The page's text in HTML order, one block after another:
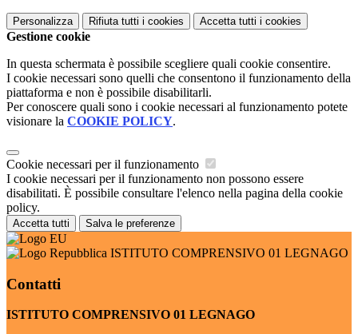
Personalizza Rifiuta tutti i cookies Accetta tutti i cookies
Gestione cookie
In questa schermata è possibile scegliere quali cookie consentire.
I cookie necessari sono quelli che consentono il funzionamento della
piattaforma e non è possibile disabilitarli.
Per conoscere quali sono i cookie necessari al funzionamento potete
visionare la COOKIE POLICY.
Cookie necessari per il funzionamento
I cookie necessari per il funzionamento non possono essere
disabilitati. È possibile consultare l'elenco nella pagina della cookie
policy.
Accetta tutti Salva le preferenze
ISTITUTO COMPRENSIVO 01 LEGNAGO
Contatti
ISTITUTO COMPRENSIVO 01 LEGNAGO